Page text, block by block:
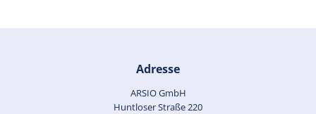
Adresse
ARSIO GmbH
Huntloser Straße 220